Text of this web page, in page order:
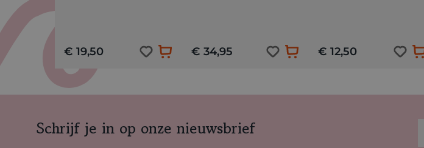
€ 19,50 € 34,95 € 12,50
Schrijf je in op onze nieuwsbrief